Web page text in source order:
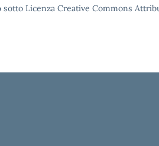
Licenza Creative Commons